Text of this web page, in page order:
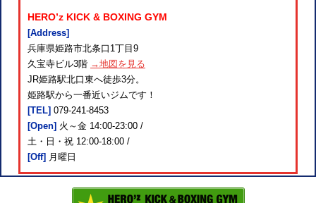
HERO’z KICK & BOXING GYM
[Address]
兵庫県姫路市北条口1丁目9
久宝寺ビル3階 →地図を見る
JR姫路駅北口東へ徒歩3分。
姫路駅から一番近いジムです！
[TEL] 079-241-8453
[Open] 火～金 14:00-23:00 /
土・日・祝 12:00-18:00 /
[Off] 月曜日